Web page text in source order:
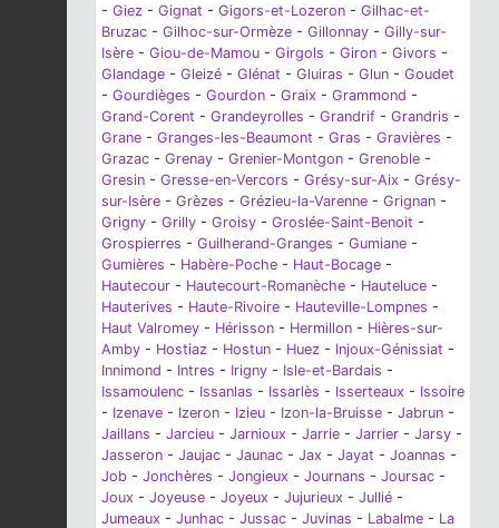
- Giez - Gignat - Gigors-et-Lozeron - Gilhac-et-
Bruzac - Gilhoc-sur-Ormèze - Gillonnay - Gilly-sur-
Isère - Giou-de-Mamou - Girgols - Giron - Givors -
Glandage - Gleizé - Glénat - Gluiras - Glun - Goudet
- Gourdièges - Gourdon - Graix - Grammond -
Grand-Corent - Grandeyrolles - Grandrif - Grandris -
Grane - Granges-les-Beaumont - Gras - Gravières -
Grazac - Grenay - Grenier-Montgon - Grenoble -
Gresin - Gresse-en-Vercors - Grésy-sur-Aix - Grésy-
sur-Isère - Grèzes - Grézieu-la-Varenne - Grignan -
Grigny - Grilly - Groisy - Groslée-Saint-Benoit -
Grospierres - Guilherand-Granges - Gumiane -
Gumières - Habère-Poche - Haut-Bocage -
Hautecour - Hautecourt-Romanèche - Hauteluce -
Hauterives - Haute-Rivoire - Hauteville-Lompnes -
Haut Valromey - Hérisson - Hermillon - Hières-sur-
Amby - Hostiaz - Hostun - Huez - Injoux-Génissiat -
Innimond - Intres - Irigny - Isle-et-Bardais -
Issamoulenc - Issanlas - Issarlès - Isserteaux - Issoire
- Izenave - Izeron - Izieu - Izon-la-Bruisse - Jabrun -
Jaillans - Jarcieu - Jarnioux - Jarrie - Jarrier - Jarsy -
Jasseron - Jaujac - Jaunac - Jax - Jayat - Joannas -
Job - Jonchères - Jongieux - Journans - Joursac -
Joux - Joyeuse - Joyeux - Jujurieux - Jullié -
Jumeaux - Junhac - Jussac - Juvinas - Labalme - La